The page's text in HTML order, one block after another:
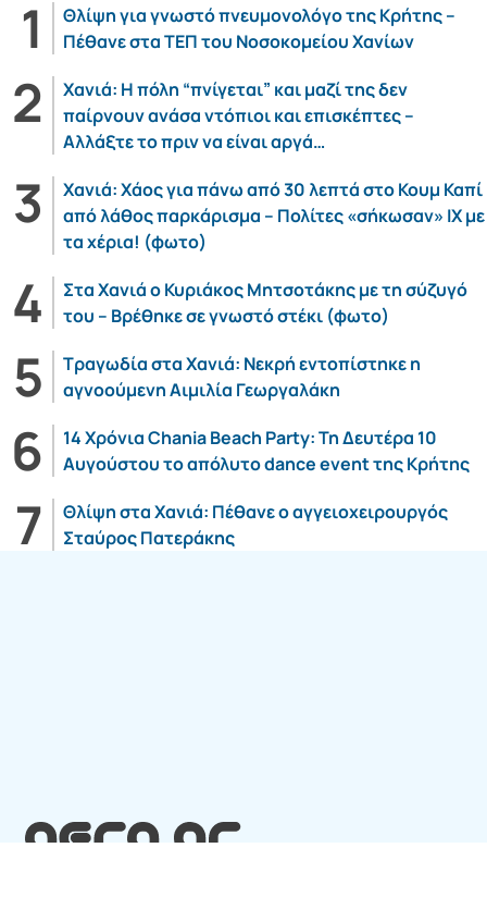
Θλίψη για γνωστό πνευμονολόγο της Κρήτης –
Πέθανε στα ΤΕΠ του Νοσοκομείου Χανίων
Χανιά: Η πόλη “πνίγεται” και μαζί της δεν
παίρνουν ανάσα ντόπιοι και επισκέπτες –
Αλλάξτε το πριν να είναι αργά…
Χανιά: Χάος για πάνω από 30 λεπτά στο Κουμ Καπί
από λάθος παρκάρισμα – Πολίτες «σήκωσαν» ΙΧ με
τα χέρια! (φωτο)
Στα Χανιά ο Κυριάκος Μητσοτάκης με τη σύζυγό
του – Βρέθηκε σε γνωστό στέκι (φωτο)
Τραγωδία στα Χανιά: Νεκρή εντοπίστηκε η
αγνοούμενη Αιμιλία Γεωργαλάκη
14 Χρόνια Chania Beach Party: Τη Δευτέρα 10
Αυγούστου το απόλυτο dance event της Κρήτης
Θλίψη στα Χανιά: Πέθανε ο αγγειοχειρουργός
Σταύρος Πατεράκης